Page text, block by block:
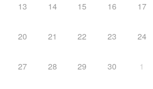
13 14 15 16 17
20 21 22 23 24
27 28 29 30 1